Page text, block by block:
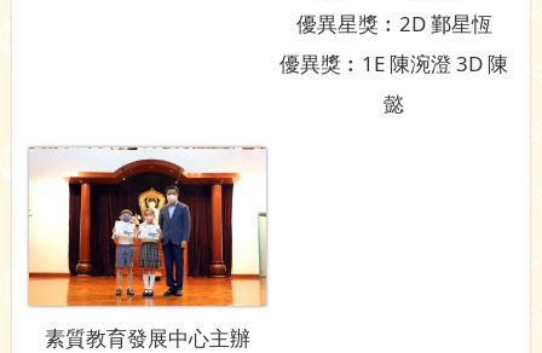
優異星獎︰2D 鄞星恆
優異獎︰1E 陳涴澄 3D 陳
懿
素質教育發展中心主辦